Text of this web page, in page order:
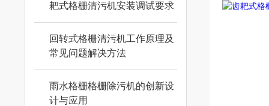
耙式格栅清污机安装调试要求
回转式格栅清污机工作原理及
常见问题解决方法
雨水格栅格栅除污机的创新设
计与应用